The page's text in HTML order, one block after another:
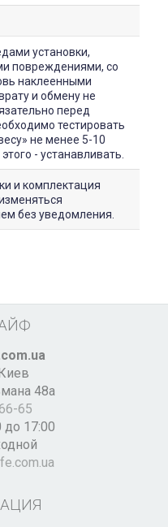
установки,
повреждениями, со
наклеенными
и обмену не
перед
тестировать
не менее 5-10
- устанавливать.
и комплектация
без уведомления.
48а
65
до 17:00